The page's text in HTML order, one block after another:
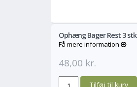
Ophæng Bager Rest 3 stk
Få mere information
48,00 kr.